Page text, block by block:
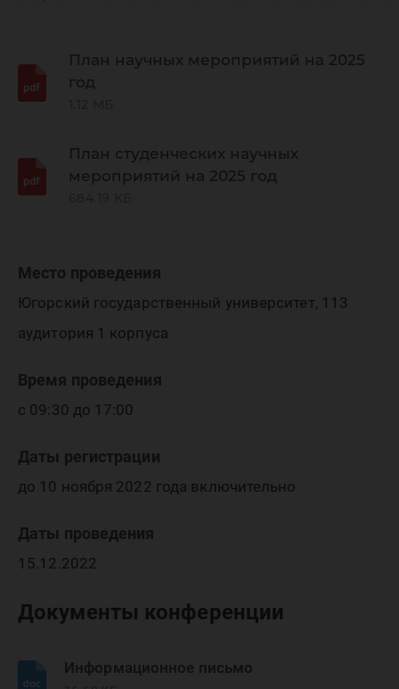
План научных мероприятий на 2025
год
План студенческих научных
мероприятий на 2025 год
Место проведения
Югорский государственный университет, 113
аудитория 1 корпуса
Время проведения
с 09:30 до 17:00
Даты регистрации
до 10 ноября 2022 года включительно
Даты проведения
15.12.2022
Документы конференции
Информационное письмо